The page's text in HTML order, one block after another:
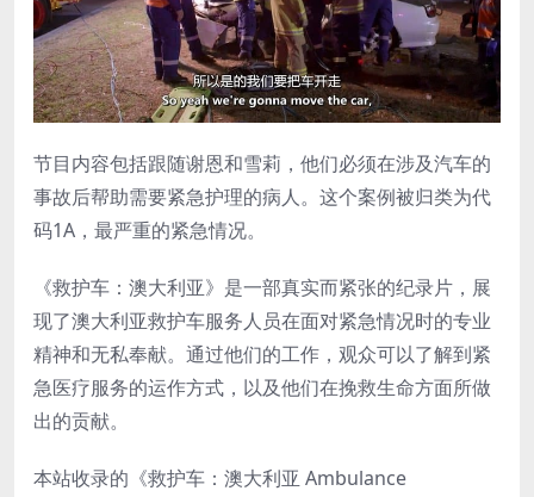
节目内容包括跟随谢恩和雪莉，他们必须在涉及汽车的
事故后帮助需要紧急护理的病人。这个案例被归类为代
码1A，最严重的紧急情况。
《救护车：澳大利亚》是一部真实而紧张的纪录片，展
现了澳大利亚救护车服务人员在面对紧急情况时的专业
精神和无私奉献。通过他们的工作，观众可以了解到紧
急医疗服务的运作方式，以及他们在挽救生命方面所做
出的贡献。
本站收录的《救护车：澳大利亚 Ambulance